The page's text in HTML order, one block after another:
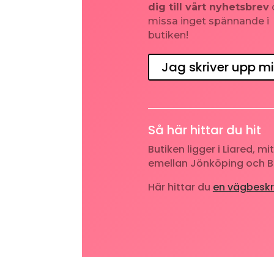
dig till vårt nyhetsbrev
missa inget spännande i
butiken!
Jag skriver upp
Så här hittar du hit
Butiken ligger i Liared,
emellan Jönköping och
Här hittar du en